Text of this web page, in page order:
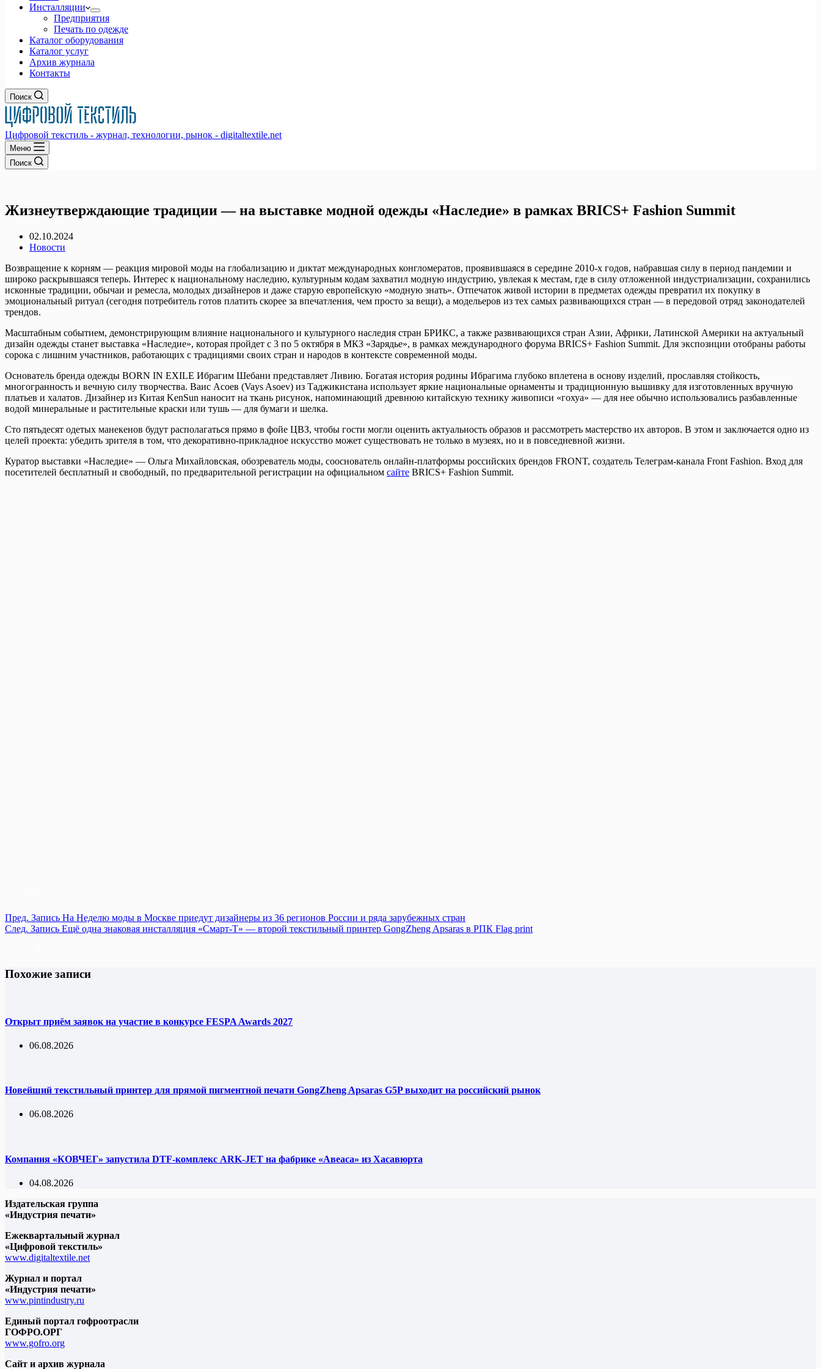
Инсталляции
Предприятия
Печать по одежде
Каталог оборудования
Каталог услуг
Архив журнала
Контакты
Поиск
Цифровой текстиль - журнал, технологии, рынок - digitaltextile.net
Меню
Поиск
Жизнеутверждающие традиции — на выставке модной одежды «Наследие» в рамках BRICS+ Fashion Summit
02.10.2024
Новости
Возвращение к корням — реакция мировой моды на глобализацию и диктат международных конгломератов, проявившаяся в середине 2010-х годов, набравшая силу в период пандемии и
широко раскрывшаяся теперь. Интерес к национальному наследию, культурным кодам захватил модную индустрию, увлекая к местам, где в силу отложенной индустриализации, сохранились
исконные традиции, обычаи и ремесла, молодых дизайнеров и даже старую европейскую «модную знать». Отпечаток живой истории в предметах одежды превратил их покупку в
эмоциональный ритуал (сегодня потребитель готов платить скорее за впечатления, чем просто за вещи), а модельеров из тех самых развивающихся стран — в передовой отряд законодателей
трендов.
Масштабным событием, демонстрирующим влияние национального и культурного наследия стран БРИКС, а также развивающихся стран Азии, Африки, Латинской Америки на актуальный
дизайн одежды станет выставка «Наследие», которая пройдет с 3 по 5 октября в МКЗ «Зарядье», в рамках международного форума BRICS+ Fashion Summit. Для экспозиции отобраны работы
сорока с лишним участников, работающих с традициями своих стран и народов в контексте современной моды.
Основатель бренда одежды BORN IN EXILE Ибрагим Шебани представляет Ливию. Богатая история родины Ибрагима глубоко вплетена в основу изделий, прославляя стойкость,
многогранность и вечную силу творчества. Ваис Асоев (Vays Asoev) из Таджикистана использует яркие национальные орнаменты и традиционную вышивку для изготовленных вручную
платьев и халатов. Дизайнер из Китая KenSun наносит на ткань рисунок, напоминающий древнюю китайскую технику живописи «гохуа» — для нее обычно использовались разбавленные
водой минеральные и растительные краски или тушь — для бумаги и шелка.
Сто пятьдесят одетых манекенов будут располагаться прямо в фойе ЦВЗ, чтобы гости могли оценить актуальность образов и рассмотреть мастерство их авторов. В этом и заключается одно из
целей проекта: убедить зрителя в том, что декоративно-прикладное искусство может существовать не только в музеях, но и в повседневной жизни.
Куратор выставки «Наследие» — Ольга Михайловская, обозреватель моды, сооснователь онлайн-платформы российских брендов FRONT, создатель Телеграм-канала Front Fashion. Вход для
посетителей бесплатный и свободный, по предварительной регистрации на официальном сайте BRICS+ Fashion Summit.
Пред. Запись На Неделю моды в Москве приедут дизайнеры из 36 регионов России и ряда зарубежных стран
След. Запись Ещё одна знаковая инсталляция «Смарт-Т» — второй текстильный принтер GongZheng Apsaras в РПК Flag print
Похожие записи
Открыт приём заявок на участие в конкурсе FESPA Awards 2027
06.08.2026
Новейший текстильный принтер для прямой пигментной печати GongZheng Apsaras G5P выходит на российский рынок
06.08.2026
Компания «КОВЧЕГ» запустила DTF-комплекс ARK-JET на фабрике «Авеаса» из Хасавюрта
04.08.2026
Издательская группа
«Индустрия печати»
Ежеквартальный журнал
«Цифровой текстиль»
www.digitaltextile.net
Журнал и портал
«Индустрия печати»
www.pintindustry.ru
Единый портал гофроотрасли
ГОФРО.ОРГ
www.gofro.org
Сайт и архив журнала